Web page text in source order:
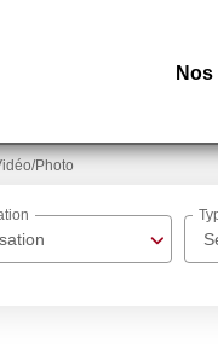
Photo